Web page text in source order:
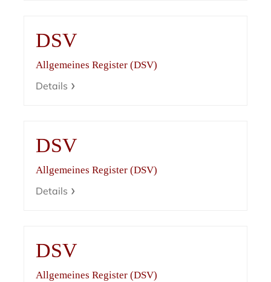
DSV
Allgemeines Register (DSV)
Details
DSV
Allgemeines Register (DSV)
Details
DSV
Allgemeines Register (DSV)